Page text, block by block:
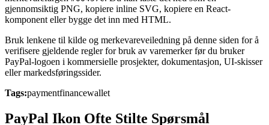
gjennomsiktig PNG, kopiere inline SVG, kopiere en React-
komponent eller bygge det inn med HTML.
Bruk lenkene til kilde og merkevareveiledning på denne siden for å
verifisere gjeldende regler for bruk av varemerker før du bruker
PayPal-logoen i kommersielle prosjekter, dokumentasjon, UI-skisser
eller markedsføringssider.
Tags:paymentfinancewallet
PayPal Ikon Ofte Stilte Spørsmål